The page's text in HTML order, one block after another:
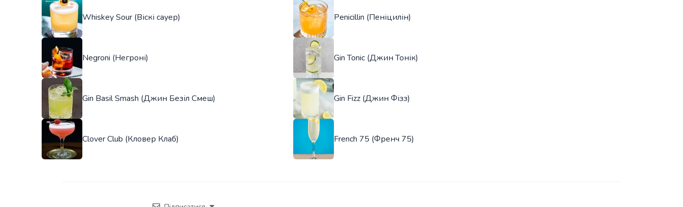
Whiskey Sour (Віскі сауер) Penicillin (Пеніцилін)
Negroni (Негроні) Gin Tonic (Джин Тонік)
Gin Basil Smash (Джин Безіл Смеш) Gin Fizz (Джин Фізз)
Clover Club (Кловер Клаб) French 75 (Френч 75)